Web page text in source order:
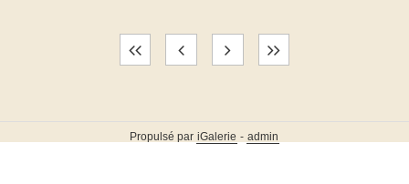
Propulsé par iGalerie - admin